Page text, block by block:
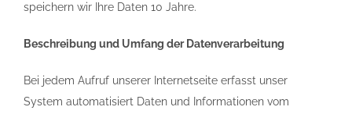
speichern wir Ihre Daten 10 Jahre.
Beschreibung und Umfang der Datenverarbeitung
Bei jedem Aufruf unserer Internetseite erfasst unser
System automatisiert Daten und Informationen vom